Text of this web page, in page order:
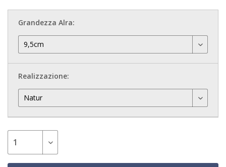
Grandezza Alra:
Realizzazione: